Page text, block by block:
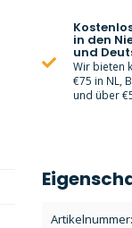
in den
und
Wir bieten
€75 in NL,
und über
Artikelnummer: